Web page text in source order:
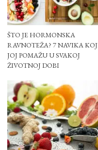
ŠTO JE HORMONSKA
RAVNOTEŽA? 7 NAVIKA
JOJ POMAŽU U SVAKOJ
ŽIVOTNOJ DOBI